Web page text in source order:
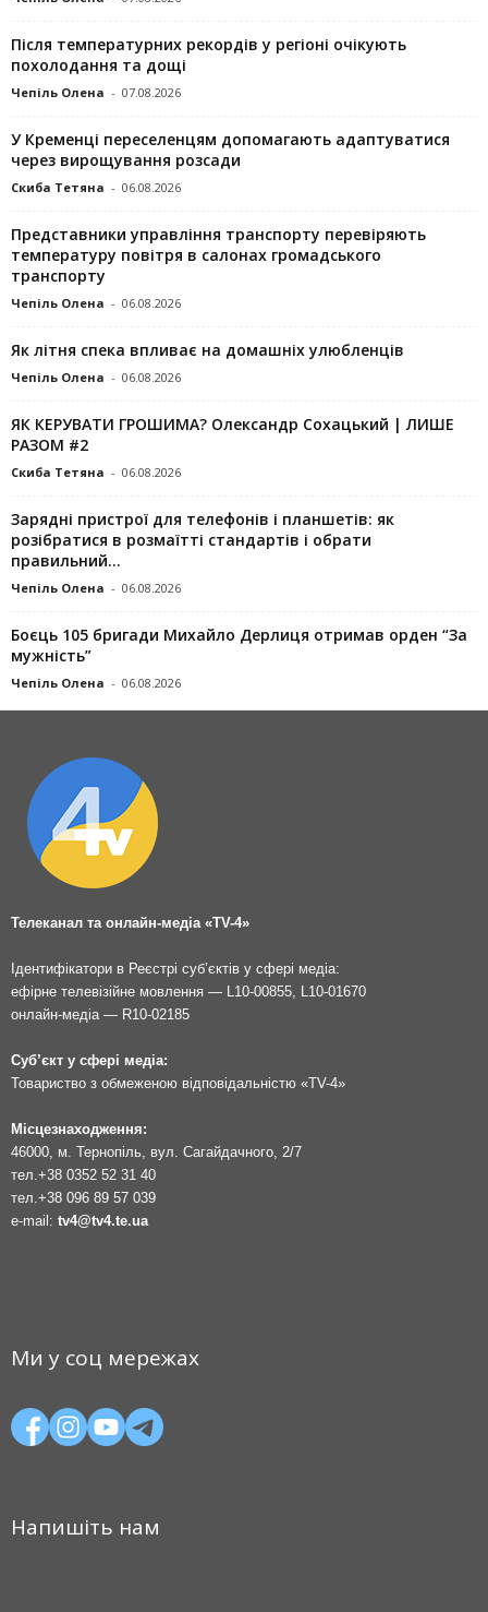
Після температурних рекордів у регіоні очікують
похолодання та дощі
Чепіль Олена - 07.08.2026
У Кременці переселенцям допомагають адаптуватися
через вирощування розсади
Скиба Тетяна - 06.08.2026
Представники управління транспорту перевіряють
температуру повітря в салонах громадського
транспорту
Чепіль Олена - 06.08.2026
Як літня спека впливає на домашніх улюбленців
Чепіль Олена - 06.08.2026
ЯК КЕРУВАТИ ГРОШИМА? Олександр Сохацький | ЛИШЕ
РАЗОМ #2
Скиба Тетяна - 06.08.2026
Зарядні пристрої для телефонів і планшетів: як
розібратися в розмаїтті стандартів і обрати
правильний...
Чепіль Олена - 06.08.2026
Боєць 105 бригади Михайло Дерлиця отримав орден “За
мужність”
Чепіль Олена - 06.08.2026
Телеканал та онлайн-медіа «TV-4»
Ідентифікатори в Реєстрі суб’єктів у сфері медіа:
ефірне телевізійне мовлення — L10-00855, L10-01670
онлайн-медіа — R10-02185
Суб’єкт у сфері медіа:
Товариство з обмеженою відповідальністю «TV-4»
Місцезнаходження:
46000, м. Тернопіль, вул. Сагайдачного, 2/7
тел. +38 0352 52 31 40
тел. +38 096 89 57 039
e-mail: tv4@tv4.te.ua
Ми у соц мережах
Напишіть нам